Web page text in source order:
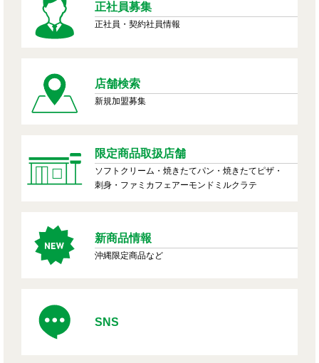
正社員募集
正社員・契約社員情報
店舗検索
新規加盟募集
限定商品取扱店舗
ソフトクリーム・焼きたてパン・焼きたてピザ・
刺身・ファミカフェアーモンドミルクラテ
新商品情報
沖縄限定商品など
SNS